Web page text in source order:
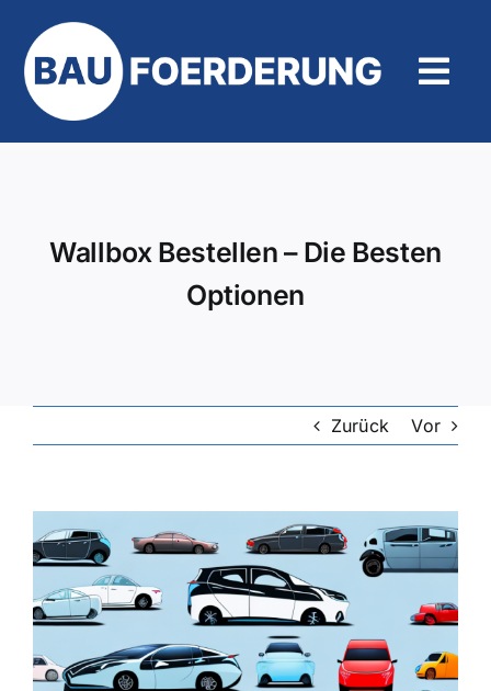
Inhalt
springen
Wallbox Bestellen – Die Besten
Optionen
Zurück Vor
grösseres